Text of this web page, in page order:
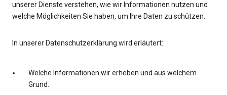
unserer Dienste verstehen, wie wir Informationen nutzen und
welche Möglichkeiten Sie haben, um Ihre Daten zu schützen.
In unserer Datenschutzerklärung wird erläutert:
Welche Informationen wir erheben und aus welchem
Grund.